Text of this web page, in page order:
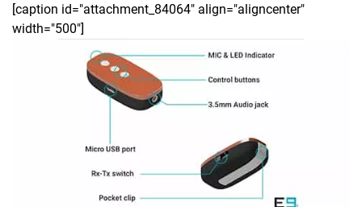
[caption id="attachment_84064" align="aligncenter"
width="500"]